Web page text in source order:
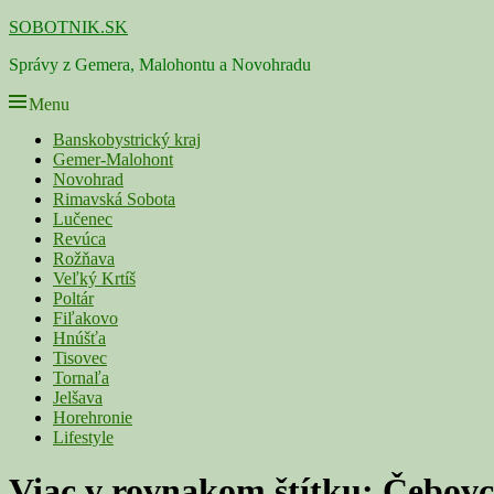
Skip
content
SOBOTNIK.SK
Správy z Gemera, Malohontu a Novohradu
Menu
Primárne
menu
Banskobystrický kraj
Gemer-Malohont
Novohrad
Rimavská Sobota
Lučenec
Revúca
Rožňava
Veľký Krtíš
Poltár
Fiľakovo
Hnúšťa
Tisovec
Tornaľa
Jelšava
Horehronie
Lifestyle